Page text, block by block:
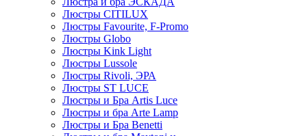
Люстры CITILUX
Люстры Favourite, F-Promo
Люстры Globo
Люстры Kink Light
Люстры Lussole
Люстры Rivoli, ЭРА
Люстры ST LUCE
Люстры и Бра Artis Luce
Люстры и бра Arte Lamp
Люстры и Бра Benetti